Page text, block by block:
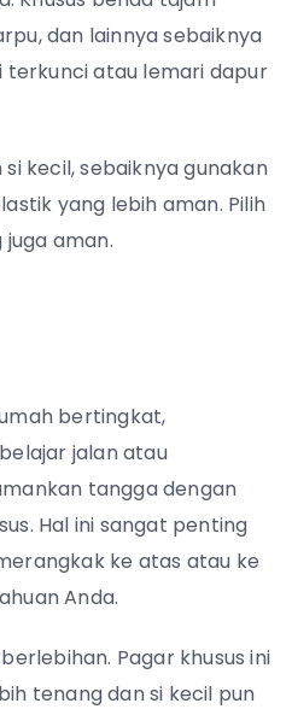
dan lainnya sebaiknya
terkunci atau lemari dapur
kecil, sebaiknya gunakan
yang lebih aman. Pilih
aman.
bertingkat,
jalan atau
tangga dengan
Hal ini sangat penting
ke atas atau ke
Anda.
Pagar khusus ini
tenang dan si kecil pun